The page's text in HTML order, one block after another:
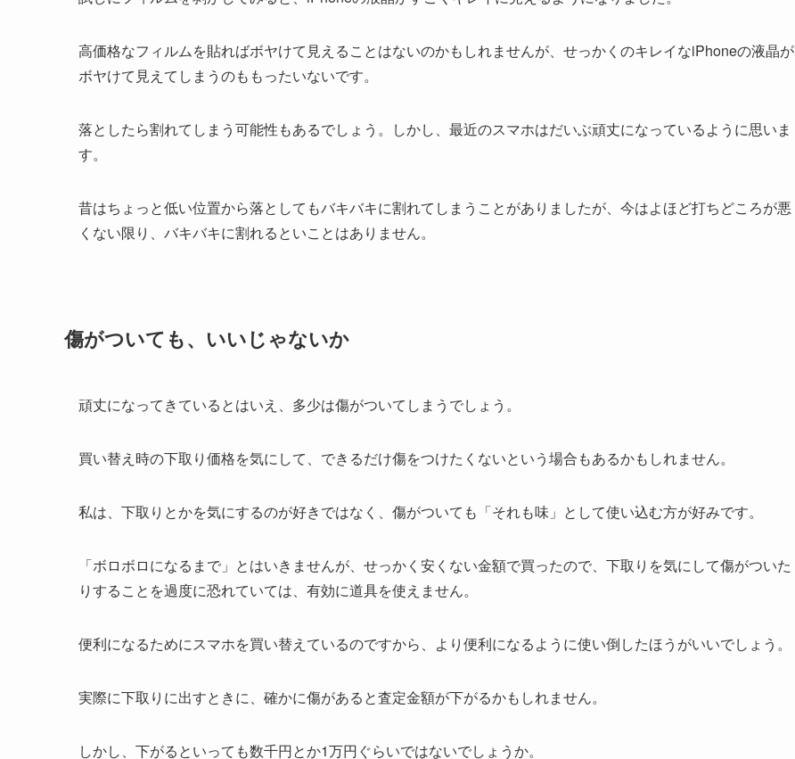
高価格なフィルムを貼ればボヤけて見えることはないのかもしれませんが、せっかくのキレイなiPhoneの液晶が
ボヤけて見えてしまうのももったいないです。
落としたら割れてしまう可能性もあるでしょう。しかし、最近のスマホはだいぶ頑丈になっているように思いま
す。
昔はちょっと低い位置から落としてもバキバキに割れてしまうことがありましたが、今はよほど打ちどころが悪
くない限り、バキバキに割れるといことはありません。
傷がついても、いいじゃないか
頑丈になってきているとはいえ、多少は傷がついてしまうでしょう。
買い替え時の下取り価格を気にして、できるだけ傷をつけたくないという場合もあるかもしれません。
私は、下取りとかを気にするのが好きではなく、傷がついても「それも味」として使い込む方が好みです。
「ボロボロになるまで」とはいきませんが、せっかく安くない金額で買ったので、下取りを気にして傷がついた
りすることを過度に恐れていては、有効に道具を使えません。
便利になるためにスマホを買い替えているのですから、より便利になるように使い倒したほうがいいでしょう。
実際に下取りに出すときに、確かに傷があると査定金額が下がるかもしれません。
しかし、下がるといっても数千円とか1万円ぐらいではないでしょうか。